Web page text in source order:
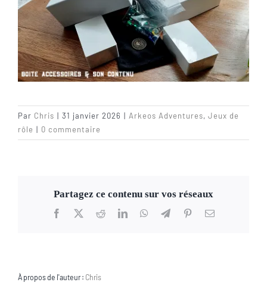
Par Chris | 31 janvier 2026 | Arkeos Adventures, Jeux de
rôle | 0 commentaire
Partagez ce contenu sur vos réseaux
Facebook Reddit LinkedInWhatsAppTelegramPinterest
À propos de l'auteur : Chris